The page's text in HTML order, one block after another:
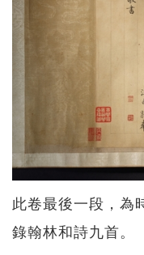
此卷最後一段，為
錄翰林和詩九首。